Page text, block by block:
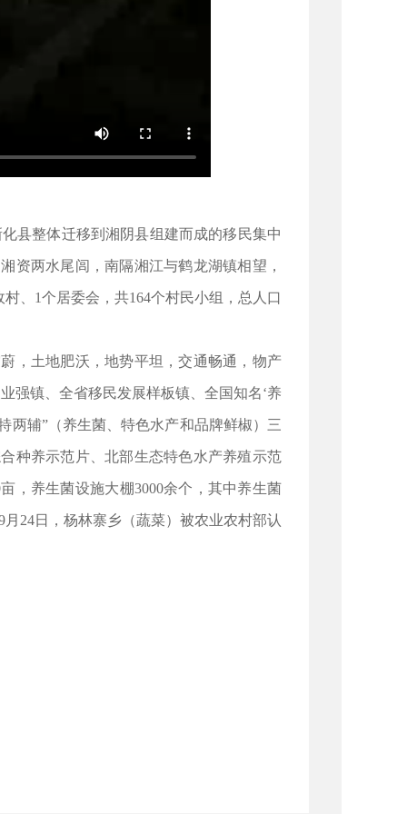
整体迁移到湘阴县组建而成的移民集中
资两水尾闾，南隔湘江与鹤龙湖镇相望，
、1个居委会，共164个村民小组，总人口
土地肥沃，地势平坦，交通畅通，物产
强镇、全省移民发展样板镇、全国知名‘养
两辅”（养生菌、特色水产和品牌鲜椒）三
种养示范片、北部生态特色水产养殖示范
，养生菌设施大棚3000余个，其中养生菌
24日，杨林寨乡（蔬菜）被农业农村部认